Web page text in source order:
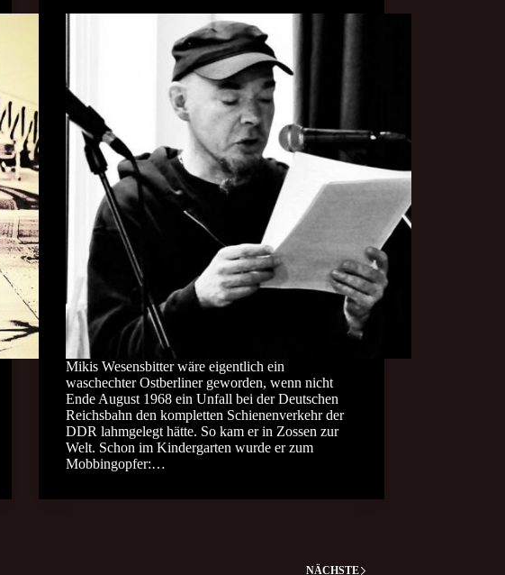
Mikis Wesensbitter wäre eigentlich ein
waschechter Ostberliner geworden, wenn nicht
Ende August 1968 ein Unfall bei der Deutschen
Reichsbahn den kompletten Schienenverkehr der
DDR lahmgelegt hätte. So kam er in Zossen zur
Welt. Schon im Kindergarten wurde er zum
Mobbingopfer:…
NÄCHSTE